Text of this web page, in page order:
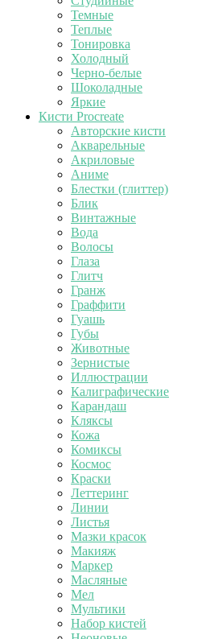
Темные
Теплые
Тонировка
Холодный
Черно-белые
Шоколадные
Яркие
Кисти Procreate
Авторские кисти
Акварельные
Акриловые
Аниме
Блестки (глиттер)
Блик
Винтажные
Вода
Волосы
Глаза
Глитч
Гранж
Граффити
Гуашь
Губы
Животные
Зернистые
Иллюстрации
Калиграфические
Карандаш
Кляксы
Кожа
Комиксы
Космос
Краски
Леттеринг
Линии
Листья
Мазки красок
Макияж
Маркер
Масляные
Мел
Мультики
Набор кистей